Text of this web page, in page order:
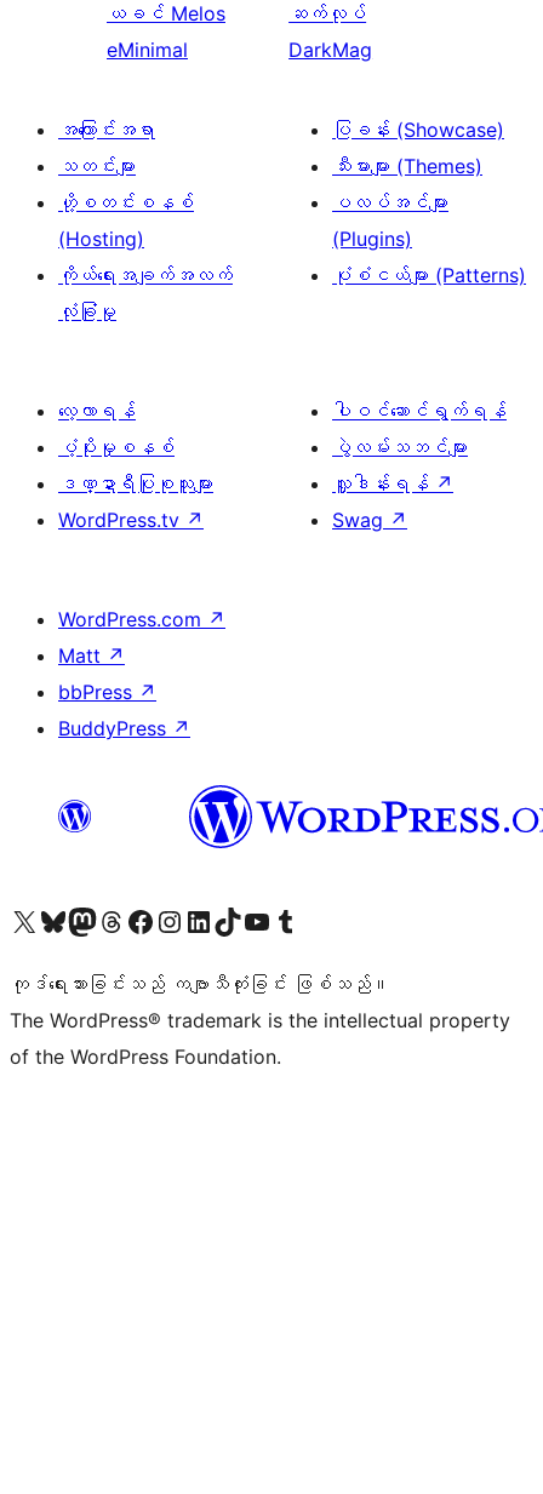
ယခင် Melos
eMinimal
ဆက်လုပ်
DarkMag
အကြောင်းအရာ
သတင်းများ
ဟို့စတင်းစနစ်
(Hosting)
ကိုယ်ရေးအချက်အလက်
လုံခြုံမှု
ပြခန်း (Showcase)
သီးမားများ (Themes)
ပလပ်အင်များ
(Plugins)
ပုံစံငယ်များ (Patterns)
လေ့လာရန်
ပံ့ပိုးမှုစနစ်
ဒဏ္ဍာရီပြုစုသူများ
WordPress.tv ↗
ပါဝင်ဆောင်ရွက်ရန်
ပွဲလမ်းသဘင်များ
လှူဒါန်းရန် ↗
Swag ↗
WordPress.com ↗
Matt ↗
bbPress ↗
BuddyPress ↗
ကျွန်ုပ်တို့၏ X (ယခင် Twitter) အကောင့်သို့ သွားရောက်ကြည့်ရှုပါကျွန်ုပ်တို့၏ Bluesky အကောင့်သို့ ဝင်ရောက်ကြည့်ရှုရန်
ကျွန်ုပ်တို့၏ Mastodon အကောင့်သို့ သွားရောက်ကြည့်ရှုပါကျွန်ုပ်တို့၏ Threads အကောင့်သို့ ဝင်ရောက်ကြည့်ရှုရန်
ကျွန်ုပ်တို့၏ Facebook စာမျက်နှာသို့ သွားရောက်ကြည့်ရှုပါကျွန်ုပ်တို့၏ Instagram အကောင့်သို့ သွားရောက်ကြည့်ရှုပါ ကျွန်ုပ်တို့၏ LinkedIn အကောင့်သို့ သွားရောက်ကြည့်ရှုပါကျွန်ုပ်တို့၏ TikTok အကောင့်သို့ ဝင်ရောက်ကြည့်ရှုရန်
ကျွန်ုပ်တို့၏ YouTube ချန်နယ်သို့ သွားရောက်ကြည့်ရှုပါ ကျွန်ုပ်တို့၏ Tumblr အကောင့်သို့ ဝင်ရောက်ကြည့်ရှုရန်
ကုဒ်ရေးသားခြင်းသည် ကဗျာသီကုံးခြင်း ဖြစ်သည်။
The WordPress® trademark is the intellectual property
of the WordPress Foundation.